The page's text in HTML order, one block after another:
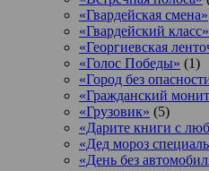
«Гвардейская смена»
«Гвардейский класс»
«Георгиевская
«Голос Победы» (1)
«Город без
«Гражданский
«Грузовик» (5)
«Дарите книги с
«Дед мороз
«День без